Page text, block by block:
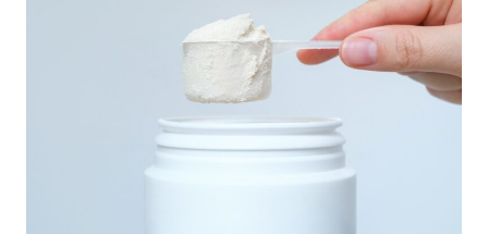
VOUS
CHEZ
DENTISTE
?